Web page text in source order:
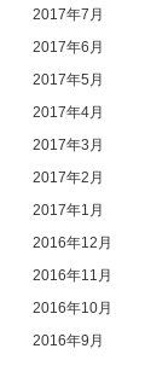
2017年7月
2017年6月
2017年5月
2017年4月
2017年3月
2017年2月
2017年1月
2016年12月
2016年11月
2016年10月
2016年9月